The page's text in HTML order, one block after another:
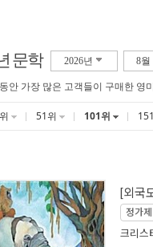
문학 2026년 8월
안 가장 많은 고객들이 구매한 영
51위 101위
[외국
정가제
크리스